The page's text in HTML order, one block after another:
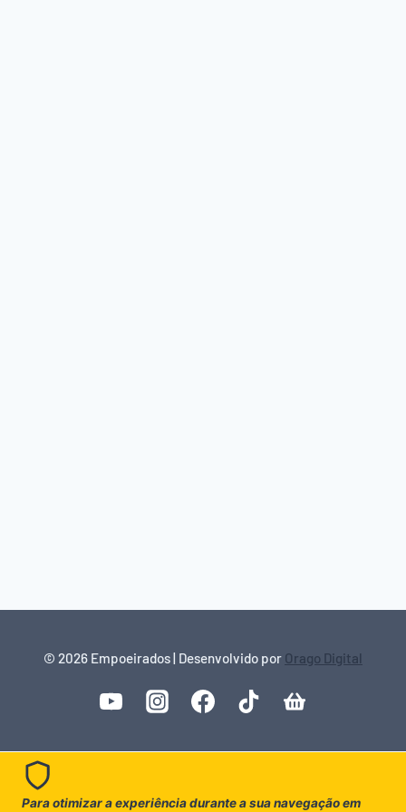
© 2026 Empoeirados | Desenvolvido por Orago Digital
Para otimizar a experiência durante a sua navegação em